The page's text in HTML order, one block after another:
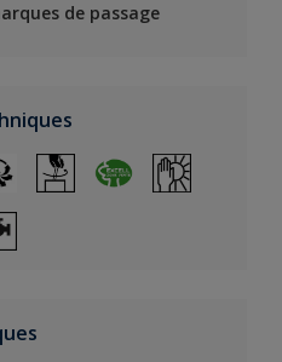
de passage